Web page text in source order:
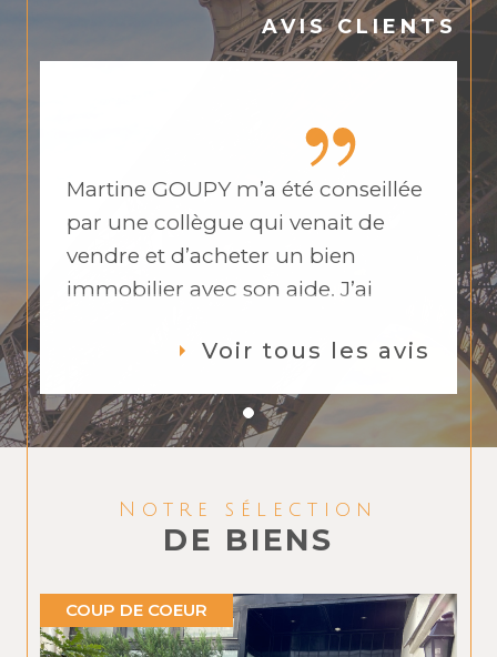
nouvelles technologies pour maximiser vos
chances de vendre au meilleur prix ou de
AVIS CLIENTS
Martine GOUPY m’a été conseillée
par une collègue qui venait de
vendre et d’acheter un bien
immobilier avec son aide. J’ai
son professionnalisme. Martine a
toujours été de bons conseils et a
travaillé en collaboration avec
l’autre agence que j’avais déjà
appartement. Lors de mes doutes
sur mon estimation, elle a su me
rassurer sur la valeur de mon bien
et m’a conseillé d’attendre pour
Voir tous les avis
Notre sélection
DE BIENS
COUP DE COEUR